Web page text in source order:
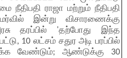
நீதிபதி ராஜா மற்றும் நீதிபதி
இன்று விசாரணைக்கு
தரப்பில் 'தற்போது இந்த
10 லட்சம் சதுர அடி பரப்பில்
வேண்டும்; ஆண்டுக்கு 30